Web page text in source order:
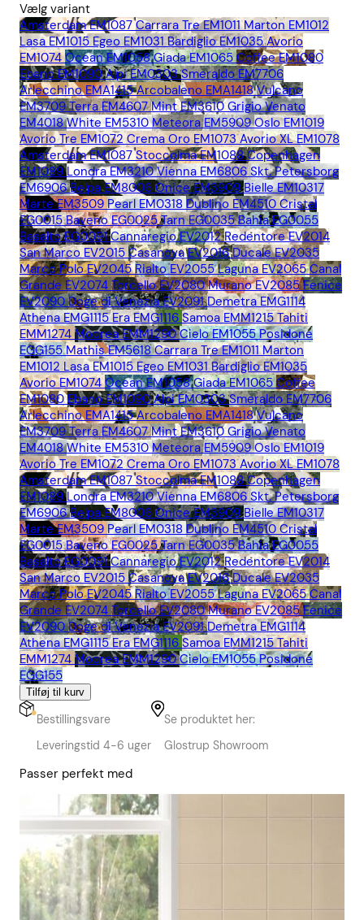
Vælg variant
Amsterdam EM1087 Carrara Tre EM1011 Marton EM1012
Lasa EM1015 Egeo EM1031 Bardiglio EM1035 Avorio
EM1074 Ocean EM1058 Giada EM1065 Coffee EM1080
Ebano EM1090 Alpi EM0303 Smeraldo EM7706
Arlecchino EMA1415 Arcobaleno EMA1418 Vulcano
EM3709 Terra EM4607 Mint EM3610 Grigio Venato
EM4018 White EM5310 Meteora EM5909 Oslo EM1019
Avorio Tre EM1072 Crema Oro EM1073 Avorio XL EM1078
Amsterdam EM1087 Stoccolma EM1088 Copenhagen
EM1089 Londra EM3210 Vienna EM6806 Skt. Petersborg
EM6906 Belpa EM8006 Onice EM3909 Bielle EM10317
Marte EM3509 Pearl EM0318 Dublino EM4510 Cristal
EG0015 Baveno EG0025 Tarn EG0035 Bahia EG0055
Basalto EG0091 Cannaregio EV2012 Redentore EV2014
San Marco EV2015 Casanova EV2016 Ducale EV2035
Marco Polo EV2045 Rialto EV2055 Laguna EV2065 Canal
Grande EV2074 Torcello EV2080 Murano EV2085 Fenice
EV2090 Doge di Venezia EV2091 Demetra EMG1114
Athena EMG1115 Era EMG1116 Samoa EMM1215 Tahiti
EMM1274 Moorea EMM1290 Cielo EM1055 Posidone
EGG155 Mathis EM5618 Carrara Tre EM1011 Marton
EM1012 Lasa EM1015 Egeo EM1031 Bardiglio EM1035
Avorio EM1074 Ocean EM1058 Giada EM1065 Coffee
EM1080 Ebano EM1090 Alpi EM0303 Smeraldo EM7706
Arlecchino EMA1415 Arcobaleno EMA1418 Vulcano
EM3709 Terra EM4607 Mint EM3610 Grigio Venato
EM4018 White EM5310 Meteora EM5909 Oslo EM1019
Avorio Tre EM1072 Crema Oro EM1073 Avorio XL EM1078
Amsterdam EM1087 Stoccolma EM1088 Copenhagen
EM1089 Londra EM3210 Vienna EM6806 Skt. Petersborg
EM6906 Belpa EM8006 Onice EM3909 Bielle EM10317
Marte EM3509 Pearl EM0318 Dublino EM4510 Cristal
EG0015 Baveno EG0025 Tarn EG0035 Bahia EG0055
Basalto EG0091 Cannaregio EV2012 Redentore EV2014
San Marco EV2015 Casanova EV2016 Ducale EV2035
Marco Polo EV2045 Rialto EV2055 Laguna EV2065 Canal
Grande EV2074 Torcello EV2080 Murano EV2085 Fenice
EV2090 Doge di Venezia EV2091 Demetra EMG1114
Athena EMG1115 Era EMG1116 Samoa EMM1215 Tahiti
EMM1274 Moorea EMM1290 Cielo EM1055 Posidone
EGG155
Tilføj til kurv
Bestillingsvare
Leveringstid 4-6 uger
Se produktet her:
Glostrup Showroom
Passer perfekt med